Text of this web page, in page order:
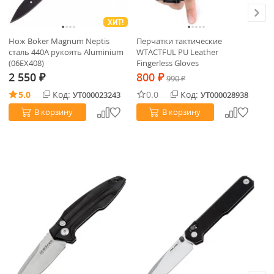
ХИТ!
Нож Boker Magnum Neptis
сталь 440A рукоять Aluminium
(06EX408)
2 550 ₽
5.0 Код: УТ000023243
В корзину
Перчатки тактические
WTACTFUL PU Leather
Fingerless Gloves
800 ₽ 990₽
0.0 Код: УТ000028938
В корзину